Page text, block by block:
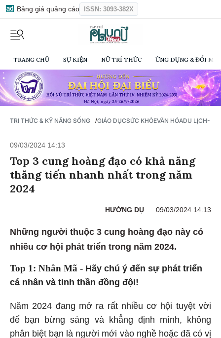
Bảng giá quảng cáo ISSN: 3093-382X
TRANG CHỦ SỰ KIỆN NỮ TRÍ THỨC ỨNG DỤNG & ĐỔI
TRI THỨC & KỸ NĂNG SỐNG /GIÁO DỤCSỨC KHỎEVĂN HÓADU LỊCH-
09/03/2024 14:13
Top 3 cung hoàng đạo có khả năng
thăng tiến nhanh nhất trong năm
2024
HƯỚNG DỤ 09/03/2024 14:13
Những người thuộc 3 cung hoàng đạo này có
nhiều cơ hội phát triển trong năm 2024.
Top 1: Nhân Mã - Hãy chú ý đến sự phát triển
cá nhân và tinh thần đồng đội!
Năm 2024 đang mở ra rất nhiều cơ hội tuyệt vời
để bạn bừng sáng và khẳng định mình, không
phân biệt bạn là người mới vào nghề hoặc đã có vị